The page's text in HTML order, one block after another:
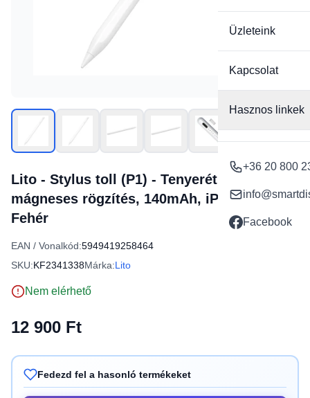
Üzleteink
Kapcsolat
Hasznos linkek
+36 20 800
Facebook
Lito - Stylus toll (P1) - Tenyerét kizáró,
mágneses rögzítés, 140mAh, iPadhez -
Fehér
EAN / Vonalkód:5949419258464
SKU:KF2341338Márka:Lito
Nem elérhető
12 900 Ft
Fedezd fel a hasonló termékeket